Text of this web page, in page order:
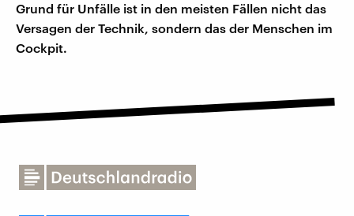
Grund für Unfälle ist in den meisten Fällen nicht das
Versagen der Technik, sondern das der Menschen im
Cockpit.